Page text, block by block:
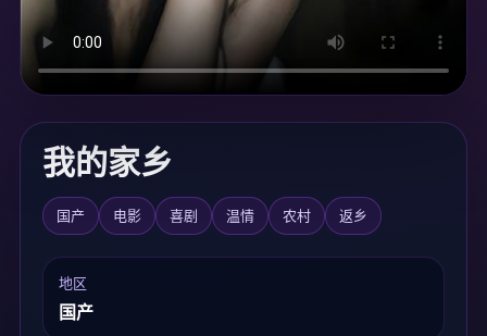
我的家乡
国产 电影 喜剧 温情 农村 返乡
地区
国产